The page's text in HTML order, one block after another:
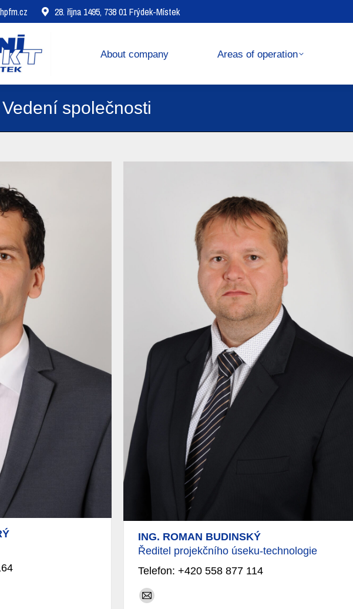
28. října 1495, 738 01 Frýdek-Místek
About company Areas of operation
Vedení společnosti
ING. ROMAN BUDINSKÝ
Ředitel projekčního úseku-technologie
Telefon: +420 558 877 114
E-
Areas of operation